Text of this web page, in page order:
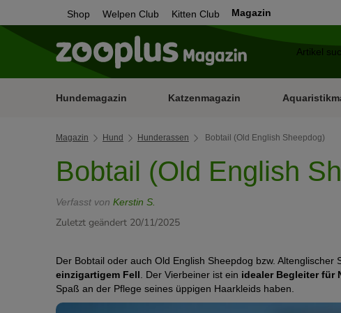
Shop Welpen Club Kitten Club Magazin
Hundemagazin Katzenmagazin
Magazin Hund Hunderassen Bobtail (Old English Sheepdog)
Bobtail (Old English
Verfasst von Kerstin S.
Zuletzt geändert 20/11/2025
Der Bobtail oder auch Old English Sheepdog bzw.
einzigartigem Fell . Der Vierbeiner ist ein idealer Begleiter für
Spaß an der Pflege seines üppigen Haarkleids haben.